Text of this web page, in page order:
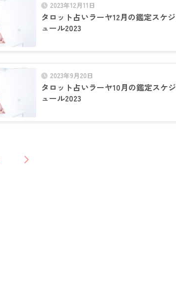
2023年12月11日
タロット占いラーヤ12月の鑑定スケジ
ュール2023
2023年9月20日
タロット占いラーヤ10月の鑑定スケジ
ュール2023